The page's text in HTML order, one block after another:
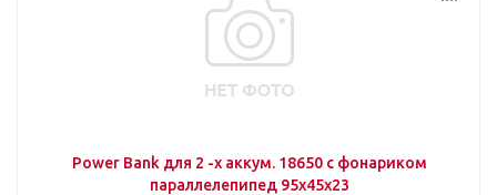
Power Bank для 2 -х аккум. 18650 с фонариком
параллелепипед 95х45х23